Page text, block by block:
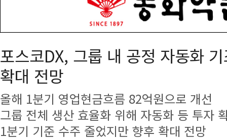
포스코DX, 그룹 내 공정 자동화
확대 전망
올해 1분기 영업현금흐름 82억원으로 개선
그룹 전체 생산 효율화 위해 자동화 등 투자
1분기 기준 수주 줄었지만 향후 확대 전망